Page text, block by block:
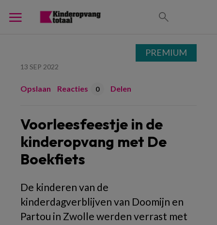
13 SEP 2022
Opslaan Reacties 0 Delen
Voorleesfeestje in de
kinderopvang met De
Boekfiets
De kinderen van de
kinderdagverblijven van Doomijn en
Partou in Zwolle werden verrast met
PREMIUM